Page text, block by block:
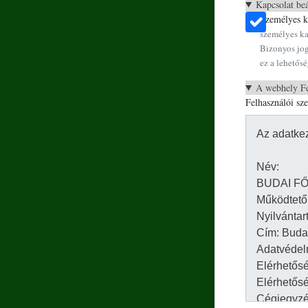
Kapcsolat
Személyes
személyes
Bizonyos
ez a
A webhely
Felhasználói